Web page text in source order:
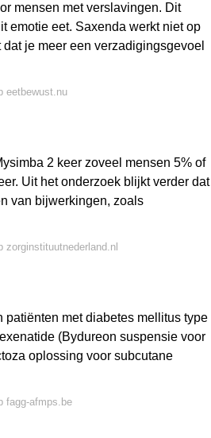
mensen met verslavingen. Dit
emotie eet. Saxenda werkt niet op
je meer een verzadigingsgevoel
eetbewust.nu
2 keer zoveel mensen 5% of
Uit het onderzoek blijkt verder dat
van bijwerkingen, zoals
zorginstituutnederland.nl
met diabetes mellitus type
(Bydureon suspensie voor
oplossing voor subcutane
fagg-afmps.be